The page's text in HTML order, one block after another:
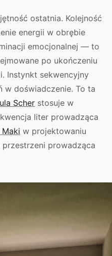
ostatnia. Kolejność
energii w obrębie
emocjonalnej — to
po ukończeniu
Instynkt sekwencyjny
w doświadczenie. To ta
Scher stosuje w
liter prowadząca
Maki w projektowaniu
prowadząca